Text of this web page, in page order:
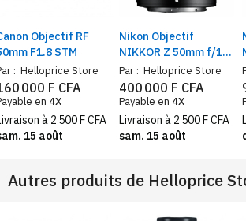
Objectif RF
F1.8 STM
: Helloprice Store
000 F CFA
en 4X
à 2 500 F CFA
15 août
Nikon Objectif
NIKKOR Z 50mm f/1,4
pour Hybride
Par : Helloprice Store
400 000 F CFA
Payable en 4X
Livraison à 2 500 F CFA
sam. 15 août
Autres produits de Helloprice